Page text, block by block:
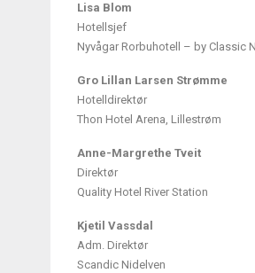
Lisa Blom
Hotellsjef
Nyvågar Rorbuhotell – by Classic
Gro Lillan Larsen Strømme
Hotelldirektør
Thon Hotel Arena, Lillestrøm
Anne-Margrethe Tveit
Direktør
Quality Hotel River Station
Kjetil Vassdal
Adm. Direktør
Scandic Nidelven